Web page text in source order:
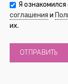
Я ознакомился
соглашения и
их.